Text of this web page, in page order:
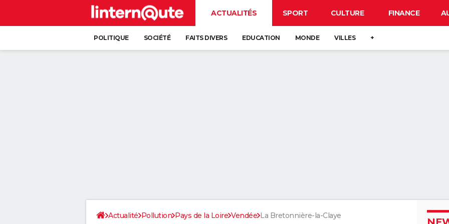
ACTUALITÉS SPORT CULTURE FINANCE
POLITIQUE SOCIÉTÉ FAITS DIVERS EDUCATION MONDE VILLES +
Actualité Pollution Pays de la Loire Vendée La Bretonnière-la-Claye